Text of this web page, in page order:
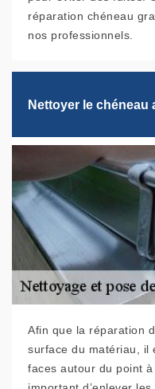
réparation chéneau
nos professionnels.
Nettoyer le chéneau
Afin que la réparation
surface du matériau, il
faces autour du point